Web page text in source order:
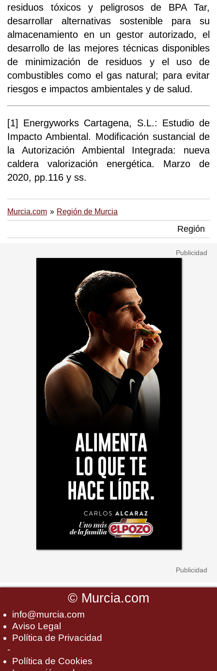
residuos tóxicos y peligrosos de BPA Tar,
desarrollar alternativas sostenible para su
almacenamiento en un gestor autorizado, el
desarrollo de las mejores técnicas disponibles
de minimización de residuos y el uso de
combustibles como el gas natural; para evitar
riesgos e impactos ambientales y de salud.
[1] Energyworks Cartagena, S.L.: Estudio de
Impacto Ambiental. Modificación sustancial de
la Autorización Ambiental Integrada: nueva
caldera valorización energética. Marzo de
2020, pp.116 y ss.
Murcia.com Región de Murcia
Región
© Murcia.com
info@murcia.com
Aviso Legal
Política de Privacidad
-
Política de Cookies